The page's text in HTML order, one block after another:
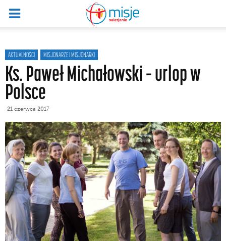
AKTUALNOŚCI MISJONARZE I MISJONARKI
Ks. Paweł Michałowski – urlop w
Polsce
21 czerwca 2017